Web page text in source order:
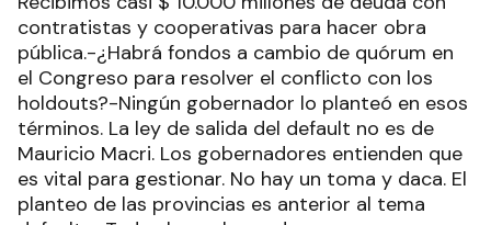
contratistas y cooperativas para hacer obra
pública.-¿Habrá fondos a cambio de quórum en
el Congreso para resolver el conflicto con los
holdouts?-Ningún gobernador lo planteó en esos
términos. La ley de salida del default no es de
Mauricio Macri. Los gobernadores entienden que
es vital para gestionar. No hay un toma y daca. El
planteo de las provincias es anterior al tema